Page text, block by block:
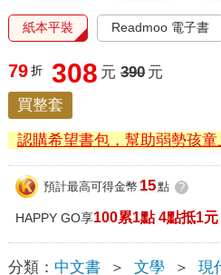
紙本平裝 Readmoo 電子書
79 折 308 元 390 元
買整套
認購希望書包，幫助弱勢孩童
預計最高可得金幣 15點 ?
HAPPY GO享100累1點 4點抵1元
分類： 中文書 ＞ 文學 ＞ 現